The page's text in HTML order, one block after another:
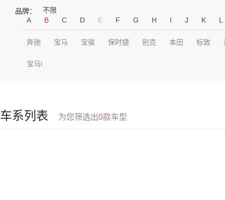
品牌：
不限
A
B C D E F G H I J K L
奔驰 宝马 宝骏 保时捷 别克 本田 标致
宝马i
车系列表 为您筛选出0款车型